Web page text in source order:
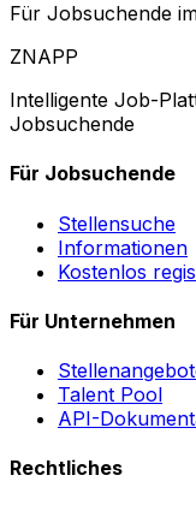
Für Jobsuchende
ZNAPP
Intelligente Job-
Jobsuchende
Für Jobsuchende
Stellensuche
Informationen
Kostenlos
Für Unternehmen
Talent Pool
API-
Rechtliches